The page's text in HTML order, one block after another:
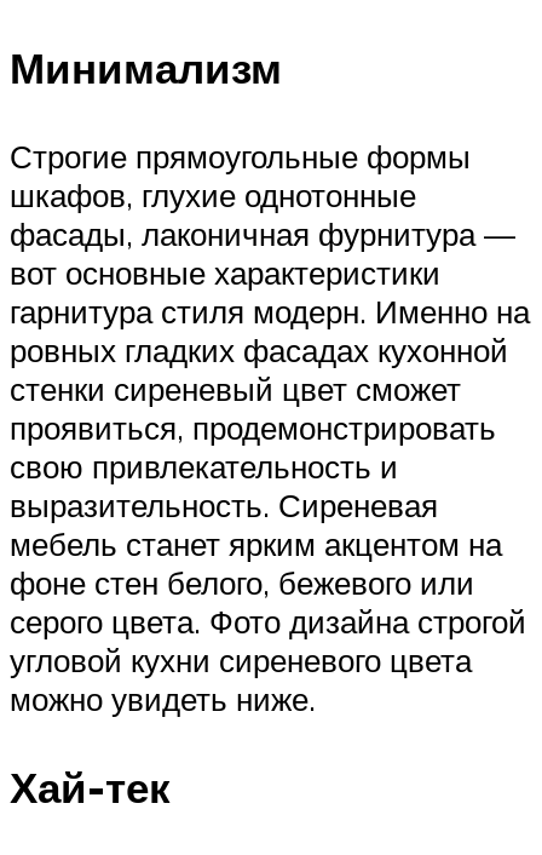
Минимализм
Строгие прямоугольные формы
шкафов, глухие однотонные
фасады, лаконичная фурнитура —
вот основные характеристики
гарнитура стиля модерн. Именно на
ровных гладких фасадах кухонной
стенки сиреневый цвет сможет
проявиться, продемонстрировать
свою привлекательность и
выразительность. Сиреневая
мебель станет ярким акцентом на
фоне стен белого, бежевого или
серого цвета. Фото дизайна строгой
угловой кухни сиреневого цвета
можно увидеть ниже.
Хай-тек